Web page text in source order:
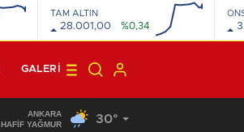
TAM ALTIN
28.001,00 %0,34
GALERI
ANKARA
HAFİF YAĞMUR
30°